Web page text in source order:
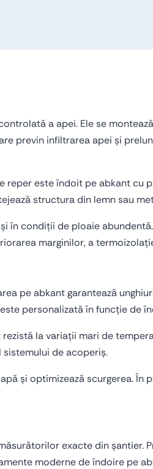
a apei. Ele se
previn infiltrarea apei și
reper este îndoit pe abkant cu
structura din lemn sau
în condiții de ploaie
marginilor, a
pe abkant garantează
personalizată în funcție de
la variații mari de
de acoperiș.
și optimizează scurgerea. În
exacte din șantier.
moderne de îndoire pe